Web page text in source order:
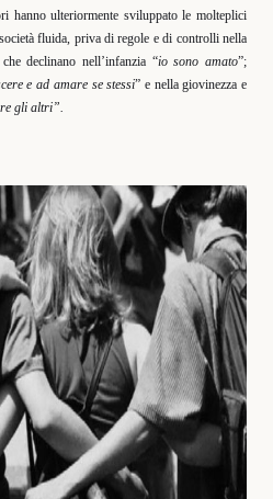
hanno ulteriormente sviluppato le molteplici
fluida, priva di regole e di controlli nella
declinano nell’infanzia “io sono amato”;
e ad amare se stessi” e nella giovinezza e
gli altri”.